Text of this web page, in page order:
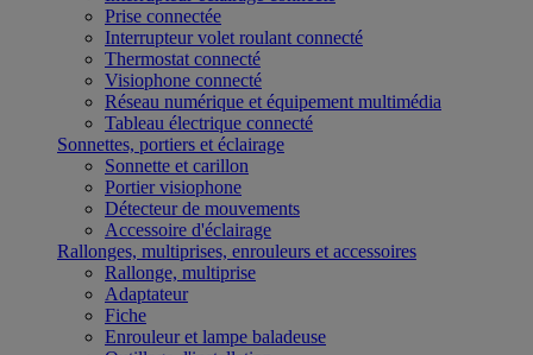
Prise connectée
Interrupteur volet roulant connecté
Thermostat connecté
Visiophone connecté
Réseau numérique et équipement multimédia
Tableau électrique connecté
Sonnettes, portiers et éclairage
Sonnette et carillon
Portier visiophone
Détecteur de mouvements
Accessoire d'éclairage
Rallonges, multiprises, enrouleurs et accessoires
Rallonge, multiprise
Adaptateur
Fiche
Enrouleur et lampe baladeuse